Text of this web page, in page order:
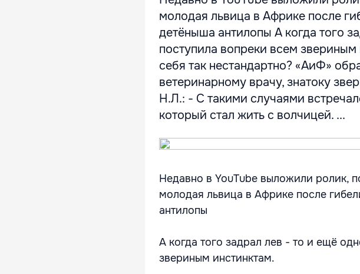
молодая львица в Африке после
детёныша антилопы А когда того
поступила вопреки всем
себя так нестандартно? «АиФ»
ветеринарному врачу, знатоку
Н.Л.: - С такими случаями
который стал жить с волчицей. ...
Недавно в YouTube выложили ролик,
молодая львица в Африке после
антилопы
А когда того задрал лев - то и ещё
звериным инстинктам.